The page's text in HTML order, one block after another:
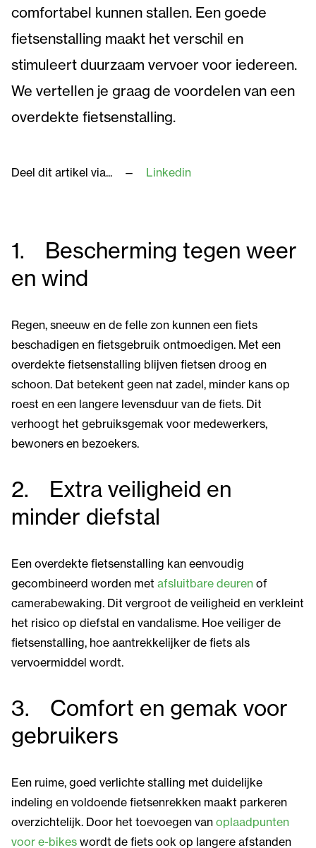
comfortabel kunnen stallen. Een goede
fietsenstalling maakt het verschil en
stimuleert duurzaam vervoer voor iedereen.
We vertellen je graag de voordelen van een
overdekte fietsenstalling.
Deel dit artikel via... Linkedin
1. Bescherming tegen weer
en wind
Regen, sneeuw en de felle zon kunnen een fiets
beschadigen en fietsgebruik ontmoedigen. Met een
overdekte fietsenstalling blijven fietsen droog en
schoon. Dat betekent geen nat zadel, minder kans op
roest en een langere levensduur van de fiets. Dit
verhoogt het gebruiksgemak voor medewerkers,
bewoners en bezoekers.
2. Extra veiligheid en
minder diefstal
Een overdekte fietsenstalling kan eenvoudig
gecombineerd worden met afsluitbare deuren of
camerabewaking. Dit vergroot de veiligheid en verkleint
het risico op diefstal en vandalisme. Hoe veiliger de
fietsenstalling, hoe aantrekkelijker de fiets als
vervoermiddel wordt.
3. Comfort en gemak voor
gebruikers
Een ruime, goed verlichte stalling met duidelijke
indeling en voldoende fietsenrekken maakt parkeren
overzichtelijk. Door het toevoegen van oplaadpunten
voor e-bikes wordt de fiets ook op langere afstanden